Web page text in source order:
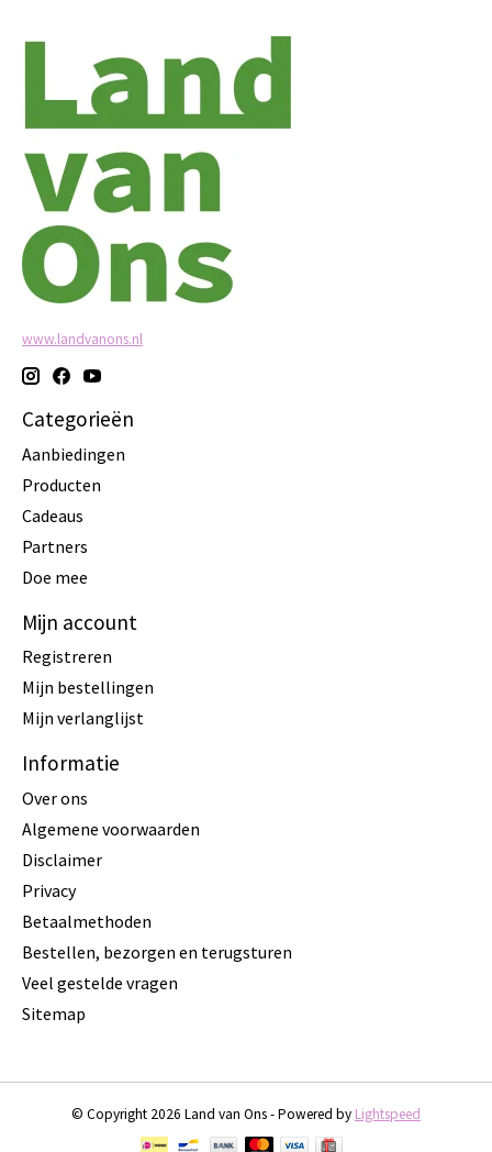
www.landvanons.nl
Categorieën
Aanbiedingen
Producten
Cadeaus
Partners
Doe mee
Mijn account
Registreren
Mijn bestellingen
Mijn verlanglijst
Informatie
Over ons
Algemene voorwaarden
Disclaimer
Privacy
Betaalmethoden
Bestellen, bezorgen en terugsturen
Veel gestelde vragen
Sitemap
© Copyright 2026 Land van Ons - Powered by Lightspeed